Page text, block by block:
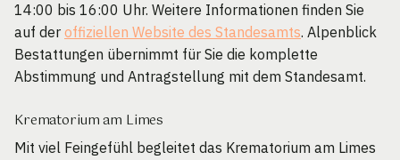
14:00 bis 16:00 Uhr. Weitere Informationen finden Sie
auf der offiziellen Website des Standesamts. Alpenblick
Bestattungen übernimmt für Sie die komplette
Abstimmung und Antragstellung mit dem Standesamt.
Krematorium am Limes
Mit viel Feingefühl begleitet das Krematorium am Limes